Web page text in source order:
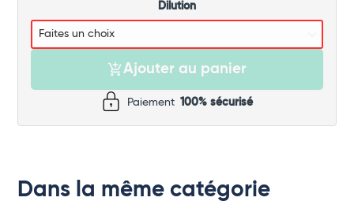
Dilution
Ajouter au panier
Paiement 100% sécurisé
Dans la même catégorie